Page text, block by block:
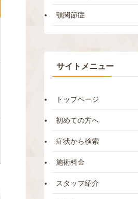
顎関節症
サイトメニュー
トップページ
初めての方へ
症状から検索
施術料金
スタッフ紹介